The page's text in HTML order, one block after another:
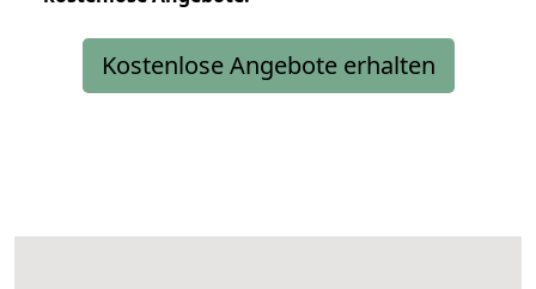
Kostenlose Angebote erhalten